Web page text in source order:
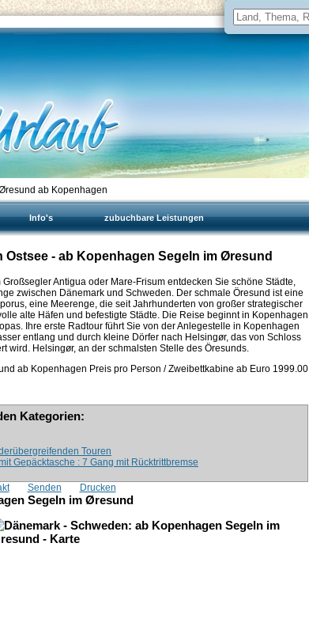
ab Kopenhagen
Info's zubuchbare Leistungen
- ab Kopenhagen Segeln im Øresund
Antigua oder Mare-Frisum entdecken Sie schöne Städte,
zwischen Dänemark und Schweden. Der schmale Öresund ist eine
eine Meerenge, die seit Jahrhunderten von großer strategischer
alte Häfen und befestigte Städte. Die Reise beginnt in Kopenhagen
Ihre erste Radtour führt Sie von der Anlegestelle in Kopenhagen
entlang und durch kleine Dörfer nach Helsingør, das von Schloss
wird. Helsingør, an der schmalsten Stelle des Öresunds.
ab Kopenhagen Preis pro Person / Zweibettkabine ab Euro 1999.00
Kategorien:
Touren
Gepäcktasche : 7 Gang mit Rücktrittbremse
Senden Drucken
Segeln im Øresund